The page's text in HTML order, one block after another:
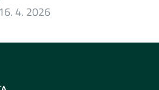
16. 4. 2026